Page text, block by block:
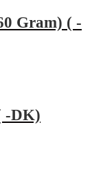
Gram) ( -
-DK)